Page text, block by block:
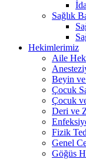
Sağlık
Hekimlerimiz
Aile
Beyin
Çocuk
Çocuk
Deri ve
Fizik
Genel
Göğüs